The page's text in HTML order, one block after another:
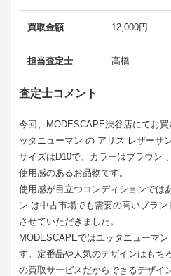
買取金額 12,000円
担当査定士 高橋
査定士コメント
今回、MODESCAPE渋谷店にてお
ッタニューマン の アリス レザーサ
サイズはD10で、カラーはブラウン
使用感のあるお品物です。
使用感が目立つコンディションでは
ン は中古市場でも需要の高いブラ
させていただきました。
MODESCAPEではユッタニューマ
す。定番品や人気のデザインはもち
の買取サービスだからできるデザイ